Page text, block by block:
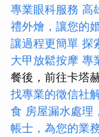
專業眼科服務 高
禮外燴，讓您的
讓過程更簡單 探
大甲放鬆按摩 專
餐後，前往卡塔
找專業的徵信社
食 房屋漏水處理
帳士，為您的業